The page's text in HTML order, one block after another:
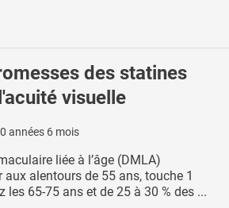
des statines
visuelle
années 6 mois
liée à l’âge (DMLA)
alentours de 55 ans, touche 1
les 65-75 ans et de 25 à 30 % des ...